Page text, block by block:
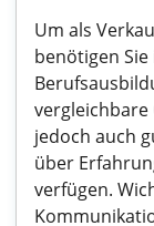
Um als
benötigen
jedoch auch
über
verfügen.